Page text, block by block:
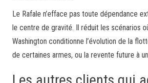
Le Rafale n’efface pas toute dépendance
le centre de gravité. Il réduit les scénarios
Washington conditionne l’évolution de la
de certaines armes, ou la revente future à